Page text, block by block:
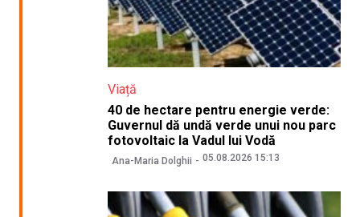
Viață
40 de hectare pentru energie verde:
Guvernul dă undă verde unui nou parc
fotovoltaic la Vadul lui Vodă
Ana-Maria Dolghii 05.08.2026 15:13